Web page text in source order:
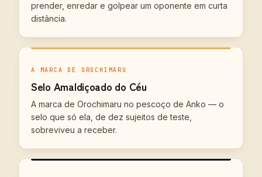
prender, enredar e golpear um oponente em curta
distância.
A MARCA DE OROCHIMARU
Selo Amaldiçoado do Céu
A marca de Orochimaru no pescoço de Anko — o
selo que só ela, de dez sujeitos de teste,
sobreviveu a receber.